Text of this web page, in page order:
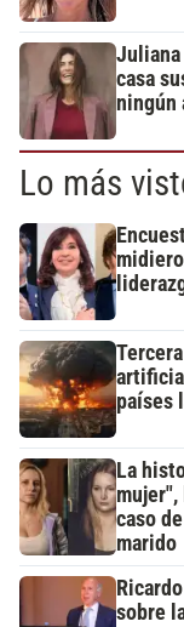
Juliana
casa
ningún
Lo más
países
La
mujer",
caso
marido
sobre